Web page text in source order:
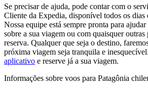
Se precisar de ajuda, pode contar com o
Cliente da Expedia, disponível todos os dias
Nossa equipe está sempre pronta para
sobre a sua viagem ou com quaisquer outras
reserva. Qualquer que seja o destino,
próxima viagem seja tranquila e
aplicativo e reserve já a sua viagem.
Informações sobre voos para Patagônia